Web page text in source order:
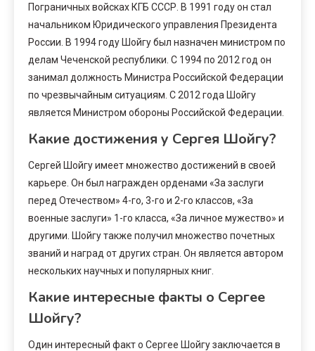
Пограничных войсках КГБ СССР. В 1991 году он стал
начальником Юридического управления Президента
России. В 1994 году Шойгу был назначен министром по
делам Чеченской республики. С 1994 по 2012 год он
занимал должность Министра Российской Федерации
по чрезвычайным ситуациям. С 2012 года Шойгу
является Министром обороны Российской Федерации.
Какие достижения у Сергея Шойгу?
Сергей Шойгу имеет множество достижений в своей
карьере. Он был награжден орденами «За заслуги
перед Отечеством» 4-го, 3-го и 2-го классов, «За
военные заслуги» 1-го класса, «За личное мужество» и
другими. Шойгу также получил множество почетных
званий и наград от других стран. Он является автором
нескольких научных и популярных книг.
Какие интересные факты о Сергее
Шойгу?
Один интересный факт о Сергее Шойгу заключается в